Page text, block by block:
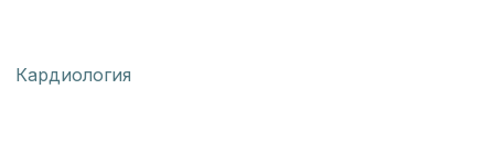
Кардиология